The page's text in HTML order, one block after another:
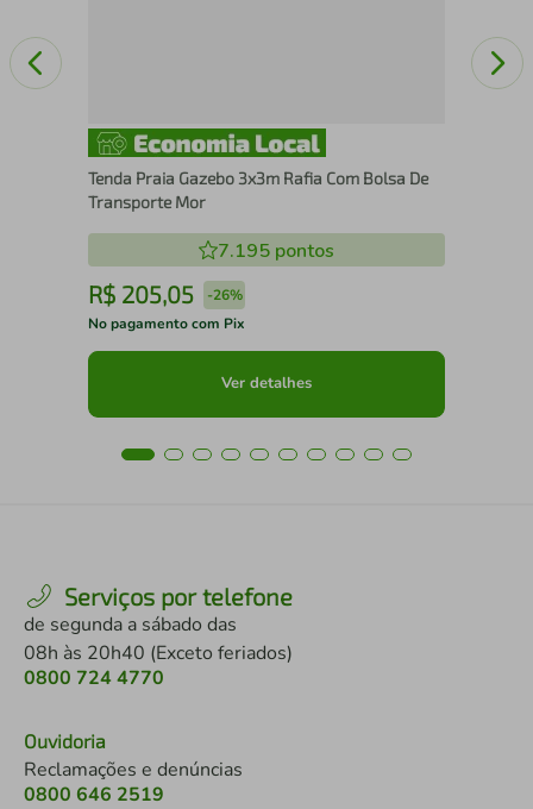
Tenda Praia Gazebo 3x3m Rafia Com Bolsa De
Transporte Mor
7.195 pontos
R$ 205,05 -26%
No pagamento com Pix
Ver detalhes
Serviços por telefone
de segunda a sábado das
08h às 20h40 (Exceto feriados)
0800 724 4770
Ouvidoria
Reclamações e denúncias
0800 646 2519